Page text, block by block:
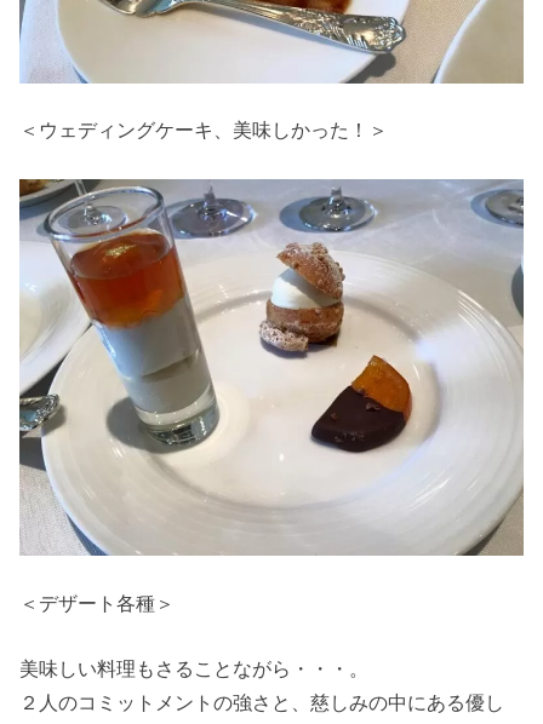
＜ウェディングケーキ、美味しかった！＞
＜デザート各種＞
美味しい料理もさることながら・・・。
２人のコミットメントの強さと、慈しみの中にある優し